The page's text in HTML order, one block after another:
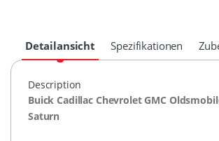
Detailansicht Spezifikationen
Description
Buick Cadillac Chevrolet GMC
Saturn